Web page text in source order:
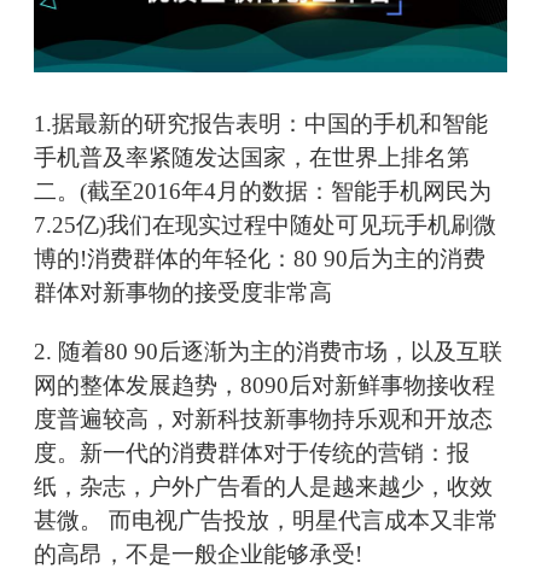
1.据最新的研究报告表明：中国的手机和智能
手机普及率紧随发达国家，在世界上排名第
二。(截至2016年4月的数据：智能手机网民为
7.25亿)我们在现实过程中随处可见玩手机刷微
博的!消费群体的年轻化：80 90后为主的消费
群体对新事物的接受度非常高
2. 随着80 90后逐渐为主的消费市场，以及互联
网的整体发展趋势，8090后对新鲜事物接收程
度普遍较高，对新科技新事物持乐观和开放态
度。新一代的消费群体对于传统的营销：报
纸，杂志，户外广告看的人是越来越少，收效
甚微。 而电视广告投放，明星代言成本又非常
的高昂，不是一般企业能够承受!